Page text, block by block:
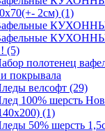
2см) (1)
(5)
полотенец
покрывала
велсофт (29)
100% шерсть
(1)
50% шерсть